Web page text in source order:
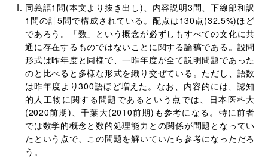
同義語1問(本文より抜き出し)、内容説明3問、下線部和訳
1問の計5問で構成されている。配点は130点(32.5%)ほど
であろう。「数」という概念が必ずしもすべての文化に共
通に存在するものではないことに関する論稿である。設問
形式は昨年度と同様で、一昨年度が全て説明問題であった
のと比べると多様な形式を織り交ぜている。ただし、語数
は昨年度より300語ほど増えた。なお、内容的には、認知
的人工物に関する問題であるという点では、日本医科大
(2020前期)、千葉大(2010前期)も参考になる。特に前者
では数学的概念と数的処理能力との関係が問題となってい
たという点で、この問題を解いていたら参考になっただろ
う。